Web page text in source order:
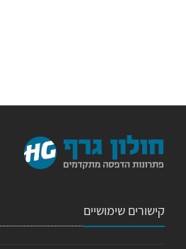
קישורים שימושיים